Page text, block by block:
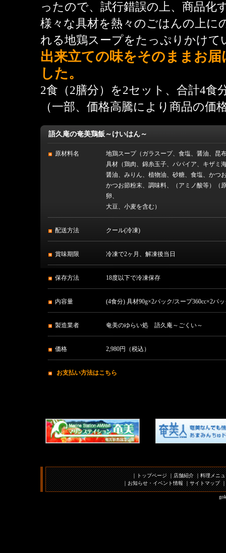
ったので、試行錯誤の上、商品化
様々な具材を熱々のごはんの上
れる地鶏スープをたっぷりかけて
出来立ての味をそのままお
した。
2食（2膳分）を2セット、合計4
（一部、価格高騰により商品の
語久庵の奄美鶏飯～けいはん～
原材料名
地鶏スープ（ガラスープ、食塩、醤油、昆
具材（鶏肉、錦糸玉子、パパイア、キザミ
醤油、みりん、植物油、砂糖、食塩、かつ
かつお節粉末、調味料、（アミノ酸等）（
卵、
大豆、小麦を含む）
配送方法 クール(冷凍)
賞味期限 冷凍で2ヶ月、解凍後当日
保存方法 18度以下で冷凍保存
内容量 (4食分) 具材90g×2パック/スープ360cc×2パ
製造業者 奄美のゆらい処 語久庵～ごくい～
価格 2,980円（税込）
お支払い方法はこちら
｜トップページ｜店舗紹介｜料理メニ
｜お知らせ・イベント情報｜サイトマップ｜